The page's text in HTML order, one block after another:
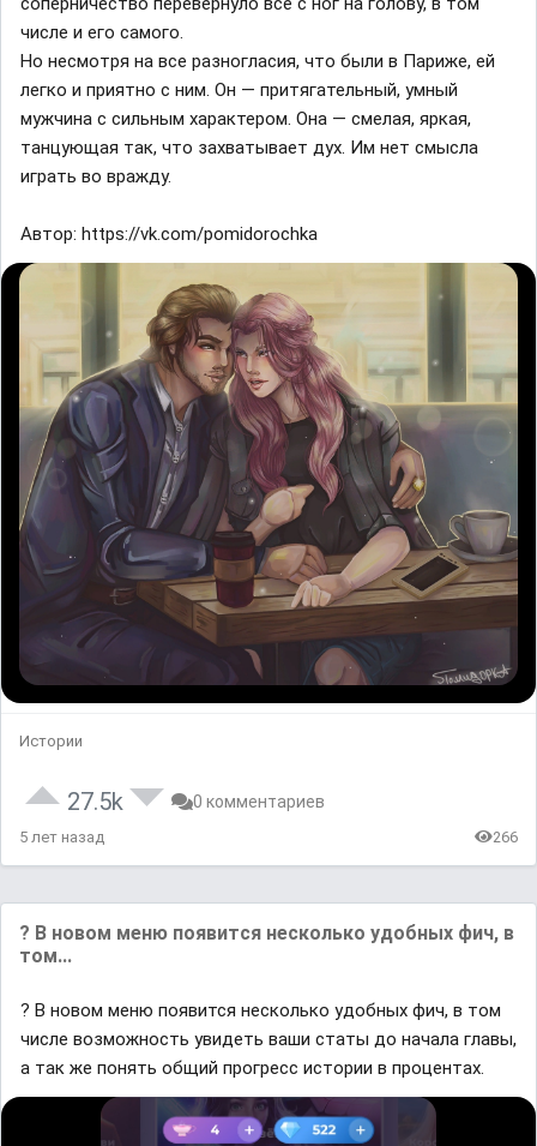
числе и его самого.
Но несмотря на все разногласия, что были в Париже, ей
легко и приятно с ним. Он — притягательный, умный
мужчина с сильным характером. Она — смелая, яркая,
танцующая так, что захватывает дух. Им нет смысла
играть во вражду.
Автор: https://vk.com/pomidorochka
Истории
27.5k 0 комментариев
5 лет назад 266
? В новом меню появится несколько удобных фич, в
том...
? В новом меню появится несколько удобных фич, в том
числе возможность увидеть ваши статы до начала главы,
а так же понять общий прогресс истории в процентах.